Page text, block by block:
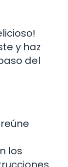
y haz
del
los